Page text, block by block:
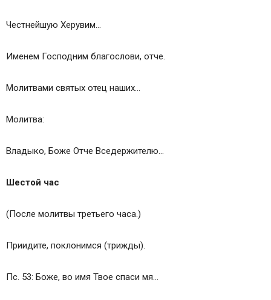
Честнейшую Херувим…
Именем Господним благослови, отче.
Молитвами святых отец наших…
Молитва:
Владыко, Боже Отче Вседержителю…
Шестой час
(После молитвы третьего часа.)
Приидите, поклонимся (трижды).
Пс. 53: Боже, во имя Твое спаси мя…